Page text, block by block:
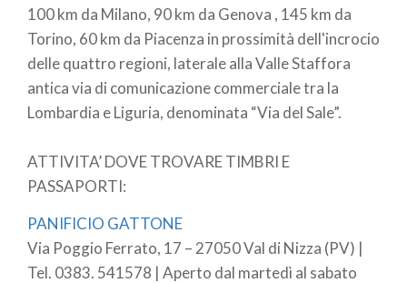
100 km da Milano, 90 km da Genova , 145 km da
Torino, 60 km da Piacenza in prossimità dell'incrocio
delle quattro regioni, laterale alla Valle Staffora
antica via di comunicazione commerciale tra la
Lombardia e Liguria, denominata “Via del Sale”.
ATTIVITA’ DOVE TROVARE TIMBRI E
PASSAPORTI:
PANIFICIO GATTONE
Via Poggio Ferrato, 17 – 27050 Val di Nizza (PV) |
Tel. 0383. 541578 | Aperto dal martedì al sabato